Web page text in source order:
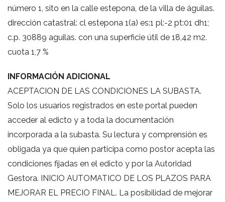
número 1, sito en la calle estepona, de la villa de águilas.
dirección catastral: cl estepona 1(a) es:1 pl:-2 pt:01 dh1;
c.p. 30889 aguilas. con una superficie útil de 18,42 m2.
cuota 1,7 %
INFORMACIÓN ADICIONAL
ACEPTACION DE LAS CONDICIONES LA SUBASTA.
Solo los usuarios registrados en este portal pueden
acceder al edicto y a toda la documentación
incorporada a la subasta. Su lectura y comprensión es
obligada ya que quien participa como postor acepta las
condiciones fijadas en el edicto y por la Autoridad
Gestora. INICIO AUTOMATICO DE LOS PLAZOS PARA
MEJORAR EL PRECIO FINAL. La posibilidad de mejorar